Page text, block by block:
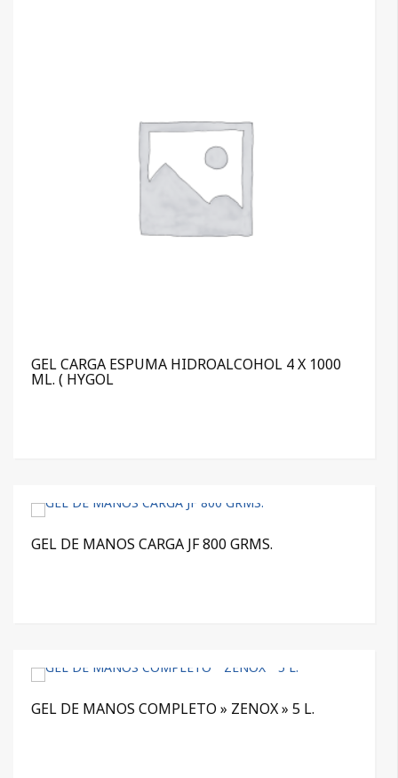
GEL CARGA ESPUMA HIDROALCOHOL 4 X 1000
ML. ( HYGOL
GEL DE MANOS CARGA JF 800 GRMS.
GEL DE MANOS COMPLETO » ZENOX » 5 L.